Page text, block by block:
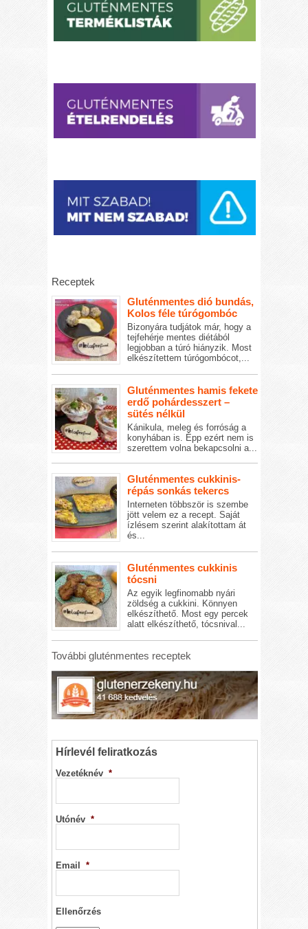
Receptek
Gluténmentes dió bundás,
Kolos féle túrógombóc
Bizonyára tudjátok már, hogy a
tejfehérje mentes diétából
legjobban a túró hiányzik. Most
elkészítettem túrógombócot,...
Gluténmentes hamis fekete
erdő pohárdesszert –
sütés nélkül
Kánikula, meleg és forróság a
konyhában is. Épp ezért nem is
szerettem volna bekapcsolni a...
Gluténmentes cukkinis-
répás sonkás tekercs
Interneten többször is szembe
jött velem ez a recept. Saját
ízlésem szerint alakítottam át
és...
Gluténmentes cukkinis
tócsni
Az egyik legfinomabb nyári
zöldség a cukkini. Könnyen
elkészíthető. Most egy percek
alatt elkészíthető, tócsnival...
További gluténmentes receptek
Hírlevél feliratkozás
Vezetéknév *
Utónév *
Email *
Ellenőrzés